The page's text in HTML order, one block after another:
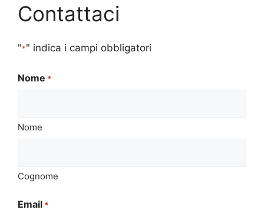
Contattaci
"*" indica i campi obbligatori
Nome *
Nome
Cognome
Email *